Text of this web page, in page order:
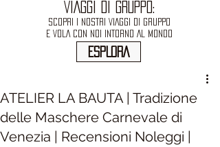
VIAGGI DI GRUPPO:
SCOPRI I NOSTRI VIAGGI DI GRUPPO
E VOLA CON NOI INTORNO AL MONDO
ESPLORA
ATELIER LA BAUTA | Tradizione
delle Maschere Carnevale di
Venezia | Recensioni Noleggi |